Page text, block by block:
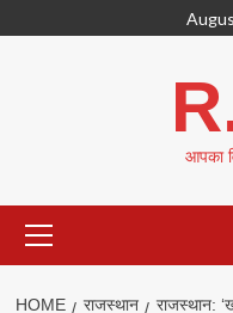
to
आपका
Menu
HOME राजस्थान
राजस्थान: